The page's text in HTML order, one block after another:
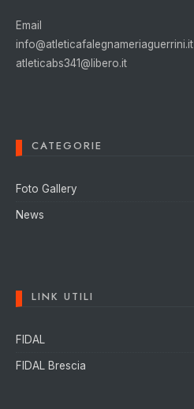
Email
info@atleticafalegnameriaguerrini.it
atleticabs341@libero.it
CATEGORIE
Foto Gallery
News
LINK UTILI
FIDAL
FIDAL Brescia